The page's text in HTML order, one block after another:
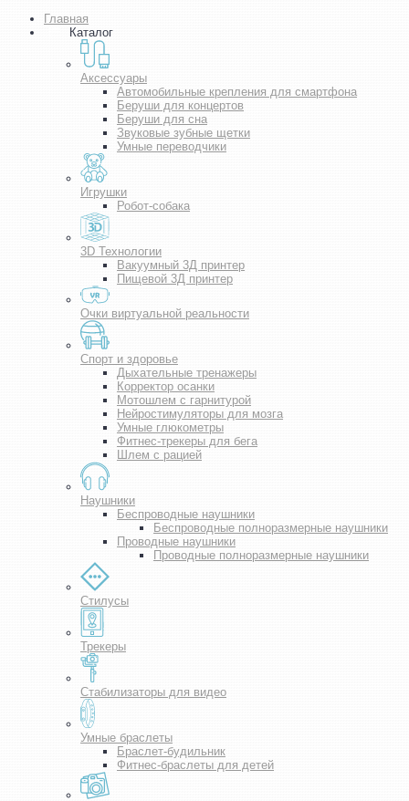
Главная
Каталог
Аксессуары
Автомобильные крепления для смартфона
Беруши для концертов
Беруши для сна
Звуковые зубные щетки
Умные переводчики
Игрушки
Робот-собака
3D Технологии
Вакуумный 3Д принтер
Пищевой 3Д принтер
Очки виртуальной реальности
Спорт и здоровье
Дыхательные тренажеры
Корректор осанки
Мотошлем с гарнитурой
Нейростимуляторы для мозга
Умные глюкометры
Фитнес-трекеры для бега
Шлем с рацией
Наушники
Беспроводные наушники
Беспроводные полноразмерные наушники
Проводные наушники
Проводные полноразмерные наушники
Стилусы
Трекеры
Стабилизаторы для видео
Умные браслеты
Браслет-будильник
Фитнес-браслеты для детей